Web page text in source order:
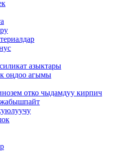
азыктары
оңдоо агымы
отко чыдамдуу кирпич